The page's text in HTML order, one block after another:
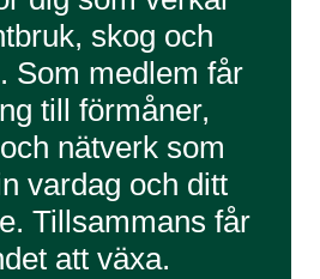
skog och
Som medlem får
till förmåner,
nätverk som
vardag och ditt
Tillsammans får
att växa.